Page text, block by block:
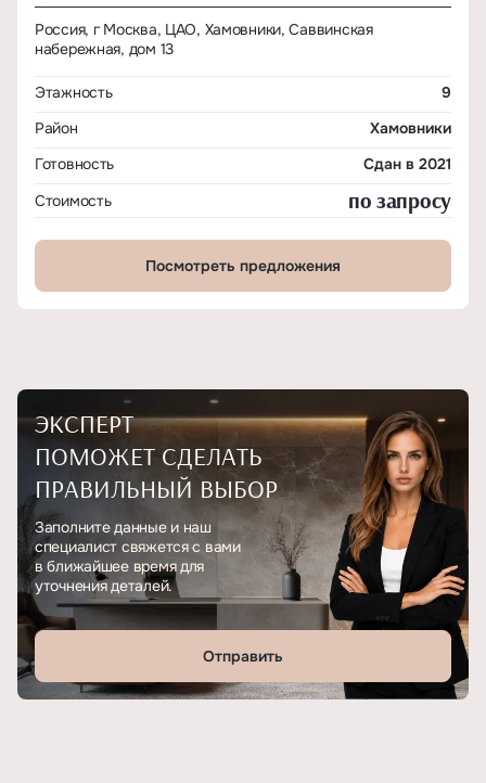
Россия, г Москва, ЦАО, Хамовники, Саввинская
набережная, дом 13
Этажность
9
Район
Хамовники
Готовность
Сдан в 2021
Стоимость
по запросу
Посмотреть предложения
ЭКСПЕРТ
ПОМОЖЕТ СДЕЛАТЬ
ПРАВИЛЬНЫЙ ВЫБОР
Заполните данные и наш
специалист свяжется с вами
в ближайшее время для
уточнения деталей.
Отправить